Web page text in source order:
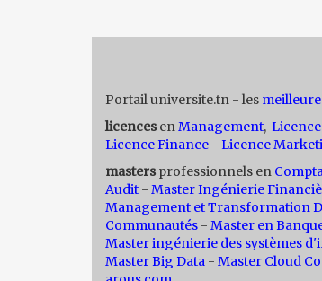
Portail universite.tn - les
licences enManagement, Licence
Licence Finance - Licence
masters professionnels en
Audit - Master Ingénierie
Management et Transformation
Communautés - Master en
Master ingénierie des systèmes
Master Big Data - Master Cloud